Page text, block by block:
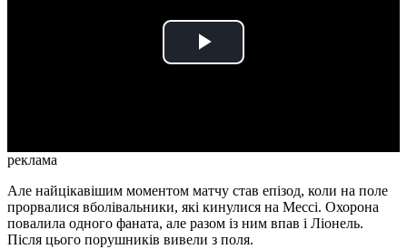
Play
реклама
Але найцікавішим моментом матчу став епізод, коли на поле
прорвалися вболівальники, які кинулися на Мессі. Охорона
повалила одного фаната, але разом із ним впав і Ліонель.
Після цього порушників вивели з поля.